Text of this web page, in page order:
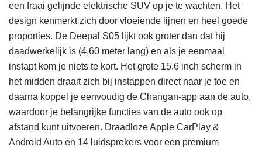
een fraai gelijnde elektrische SUV op je te wachten. Het
design kenmerkt zich door vloeiende lijnen en heel goede
proporties. De Deepal S05 lijkt ook groter dan dat hij
daadwerkelijk is (4,60 meter lang) en als je eenmaal
instapt kom je niets te kort. Het grote 15,6 inch scherm in
het midden draait zich bij instappen direct naar je toe en
daarna koppel je eenvoudig de Changan-app aan de auto,
waardoor je belangrijke functies van de auto ook op
afstand kunt uitvoeren. Draadloze Apple CarPlay &
Android Auto en 14 luidsprekers voor een premium